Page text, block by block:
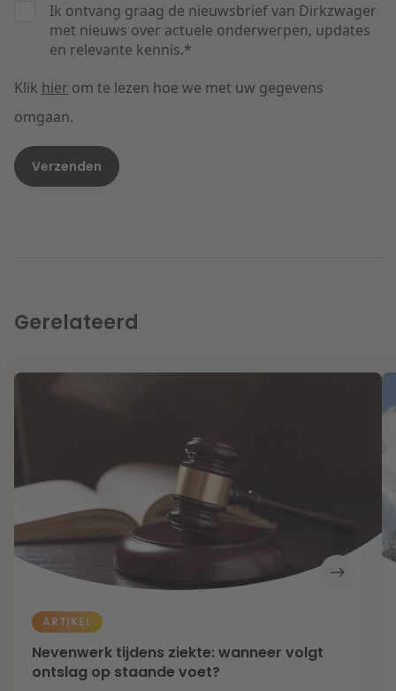
Ik ontvang graag de nieuwsbrief van Dirkzwager
met nieuws over actuele onderwerpen, updates
en relevante kennis.*
Klik hier om te lezen hoe we met uw gegevens
omgaan.
Gerelateerd
ARTIKEL
Nevenwerk tijdens ziekte: wanneer volgt
ontslag op staande voet?